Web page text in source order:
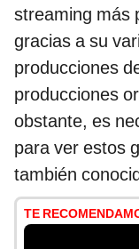
streaming más
gracias a su
producciones
producciones
obstante, es
para ver estos
también
TE